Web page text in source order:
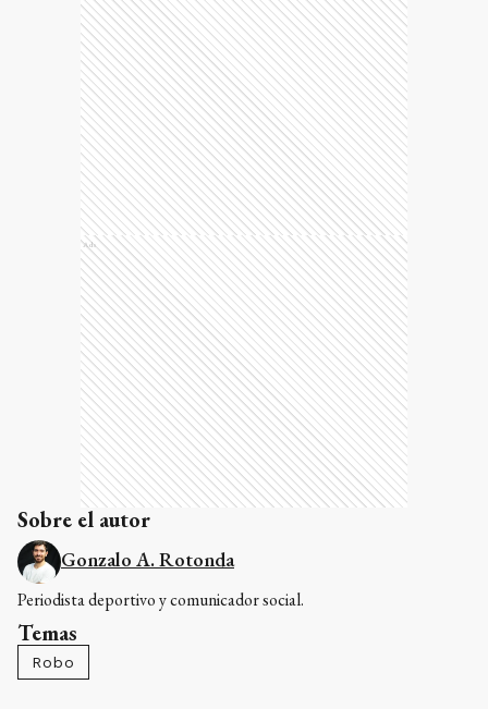
Ads
Sobre el autor
Gonzalo A. Rotonda
Periodista deportivo y comunicador social.
Temas
Robo